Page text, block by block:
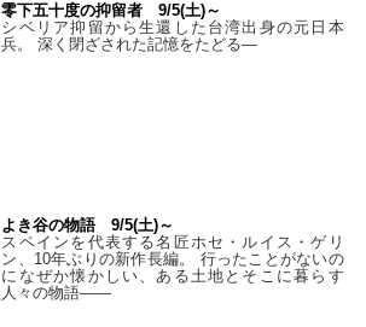
零下五十度の抑留者 9/5(土)～
シベリア抑留から生還した台湾出身の元日本
兵。 深く閉ざされた記憶をたどる—
よき谷の物語 9/5(土)～
スペインを代表する名匠ホセ・ルイス・ゲリ
ン、10年ぶりの新作長編。 行ったことがないの
になぜか懐かしい、ある土地とそこに暮らす
人々の物語――